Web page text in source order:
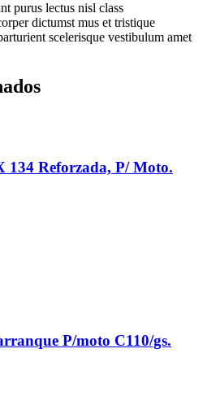
purus lectus nisl class
dictumst mus et tristique
scelerisque vestibulum amet
134 Reforzada, P/ Moto.
P/moto C110/gs.